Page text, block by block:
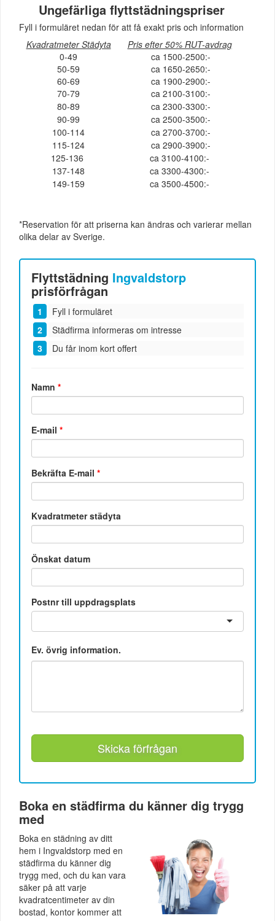
Ungefärliga flyttstädningspriser
Fyll i formuläret nedan för att få exakt pris och information
Kvadratmeter Städyta
Pris efter 50% RUT-avdrag
0-49
ca 1500-2500:-
50-59
ca 1650-2650:-
60-69
ca 1900-2900:-
70-79
ca 2100-3100:-
80-89
ca 2300-3300:-
90-99
ca 2500-3500:-
100-114
ca 2700-3700:-
115-124
ca 2900-3900:-
125-136
ca 3100-4100:-
137-148
ca 3300-4300:-
149-159
ca 3500-4500:-
*Reservation för att priserna kan ändras och varierar mellan
olika delar av Sverige.
Flyttstädning Ingvaldstorp
prisförfrågan
Fyll i formuläret
Städfirma informeras om intresse
Du får inom kort offert
Namn*
E-mail*
Bekräfta E-mail*
Kvadratmeter städyta
Önskat datum
Postnr till uppdragsplats
Ev. övrig information.
Skicka förfrågan
Boka en städfirma du känner dig trygg
med
Boka en städning av ditt
hem i Ingvaldstorp med en
städfirma du känner dig
trygg med, och du kan vara
säker på att varje
kvadratcentimeter av din
bostad, kontor kommer att